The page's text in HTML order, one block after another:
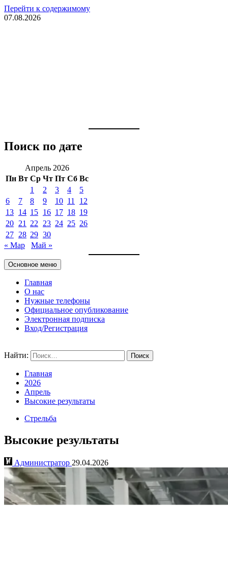
Перейти к содержимому
07.08.2026
Поиск по дате
Апрель 2026
Пн Вт Ср Чт Пт Сб Вс
1
2 3 4
5
6
7 8 9 10 11
12
13 14 15 16 17 18 19
20 21 22 23 24 25 26
27 28 29 30
« Мар
Май »
Основное меню
Главная
О нас
Нужные телефоны
Официальное опубликование
Электронная подписка
Вход/Регистрация
Найти:
Главная
2026
Апрель
Высокие результаты
Стрельба
Высокие результаты
Администратор 29.04.2026